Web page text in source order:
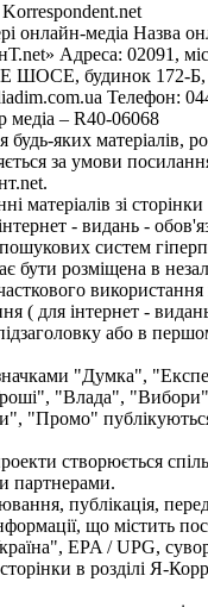
онлайн-медіа Назва
Адреса: 02091,
будинок 172-Б,
Телефон:
медіа – R40-06068
будь-яких матеріалів,
за умови
матеріалів зі
- видань -
систем
бути розміщена в
використання
( для інтернет -
або в
"Думка",
"Влада",
"Промо"
створюється
партнерами.
публікація,
що містить
EPA / UPG,
в розділі Я-